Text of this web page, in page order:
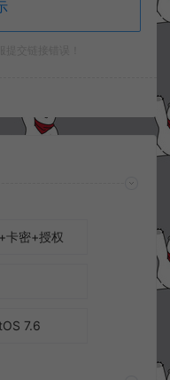
卡密+授权
7.6